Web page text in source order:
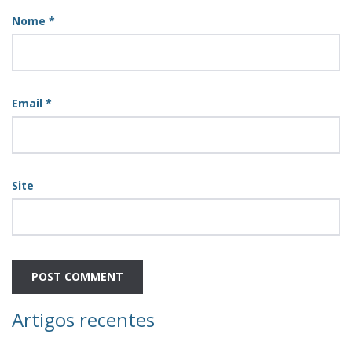
Nome *
Email *
Site
Artigos recentes